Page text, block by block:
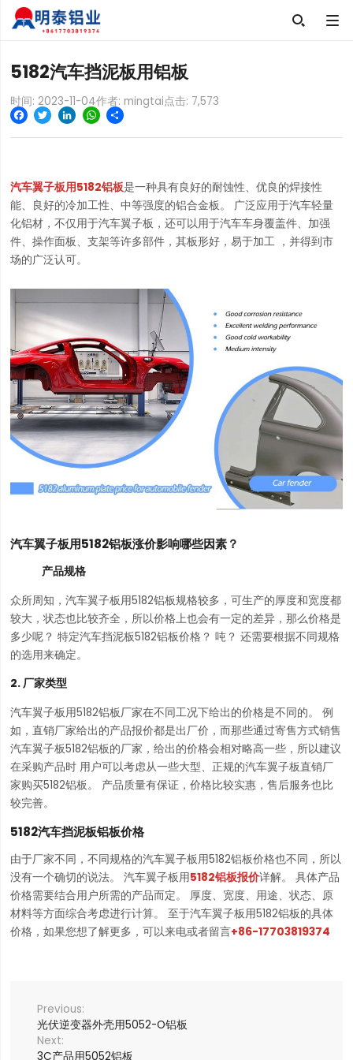

5182汽车挡泥板用铝板
时间: 2023-11-04作者: mingtai点击: 7,573
Facebook
TwitterLinkedInWhatsApp
Share
汽车翼子板用5182铝板是一种具有良好的耐蚀性、优良的焊接性
能、良好的冷加工性、中等强度的铝合金板。 广泛应用于汽车轻量
化铝材，不仅用于汽车翼子板，还可以用于汽车车身覆盖件、加强
件、操作面板、支架等许多部件，其板形好，易于加工 ，并得到市
场的广泛认可。
汽车翼子板用5182铝板涨价影响哪些因素？
产品规格
众所周知，汽车翼子板用5182铝板规格较多，可生产的厚度和宽度都
较大，状态也比较齐全，所以价格上也会有一定的差异，那么价格是
多少呢？ 特定汽车挡泥板5182铝板价格？ 吨？ 还需要根据不同规格
的选用来确定。
2. 厂家类型
汽车翼子板用5182铝板厂家在不同工况下给出的价格是不同的。 例
如，直销厂家给出的产品报价都是出厂价，而那些通过寄售方式销售
汽车翼子板5182铝板的厂家，给出的价格会相对略高一些，所以建议
在采购产品时 用户可以考虑从一些大型、正规的汽车翼子板直销厂
家购买5182铝板。 产品质量有保证，价格比较实惠，售后服务也比
较完善。
5182汽车挡泥板铝板价格
由于厂家不同，不同规格的汽车翼子板用5182铝板价格也不同，所以
没有一个确切的说法。 汽车翼子板用5182铝板报价详解。 具体产品
价格需要结合用户所需的产品而定。 厚度、宽度、用途、状态、原
材料等方面综合考虑进行计算。 至于汽车翼子板用5182铝板的具体
价格，如果您想了解更多，可以来电或者留言+86-17703819374
光伏逆变器外壳用5052-O铝板
3C产品用5052铝板